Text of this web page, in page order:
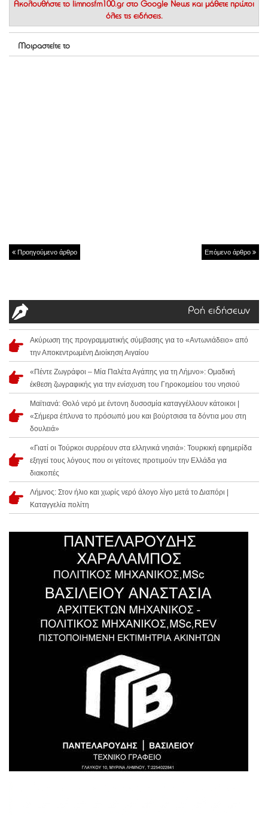
Ακολουθήστε το limnosfm100.gr στο Google News και μάθετε πρώτοι
όλες τις ειδήσεις.
Μοιραστείτε το
Προηγούμενο άρθρο Επόμενο άρθρο
Ροή ειδήσεων
Ακύρωση της προγραμματικής σύμβασης για το «Αντωνιάδειο» από
την Αποκεντρωμένη Διοίκηση Αιγαίου
«Πέντε Ζωγράφοι – Μία Παλέτα Αγάπης για τη Λήμνο»: Ομαδική
έκθεση ζωγραφικής για την ενίσχυση του Γηροκομείου του νησιού
Μαϊτιανά: Θολό νερό με έντονη δυσοσμία καταγγέλλουν κάτοικοι |
«Σήμερα έπλυνα το πρόσωπό μου και βούρτσισα τα δόντια μου στη
δουλειά»
«Γιατί οι Τούρκοι συρρέουν στα ελληνικά νησιά»: Τουρκική εφημερίδα
εξηγεί τους λόγους που οι γείτονες προτιμούν την Ελλάδα για
διακοπές
Λήμνος: Στον ήλιο και χωρίς νερό άλογο λίγο μετά το Διαπόρι |
Καταγγελία πολίτη